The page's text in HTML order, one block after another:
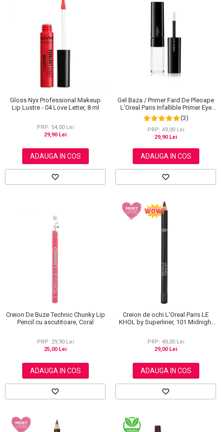
Gloss Nyx Professional Makeup
Lip Lustre - 04 Love Letter, 8 ml
PRP: 54,00 Lei
29,90 Lei
ADAUGA IN COS
Gel Baza / Primer Fard De Pleoape
L'Oreal Paris Infallible Primer Eye
Shadow Base 100, 3 ml
(3)
PRP: 49,00 Lei
29,90 Lei
ADAUGA IN COS
Creion De Buze Technic Chunky Lip
Pencil cu ascutitoare, Coral
PRP: 29,90 Lei
25,00 Lei
ADAUGA IN COS
Creion de ochi L'Oreal Paris LE
KHOL by Superliner, 101 Midnight
PRP: 40,00 Lei
29,00 Lei
ADAUGA IN COS